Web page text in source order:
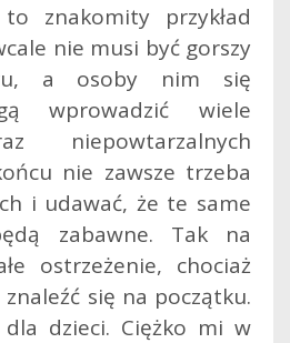
to znakomity przykład
nie musi być gorszy
a osoby nim się
wprowadzić wiele
niepowtarzalnych
nie zawsze trzeba
i udawać, że te same
zabawne. Tak na
ostrzeżenie, chociaż
się na początku.
dzieci. Ciężko mi w